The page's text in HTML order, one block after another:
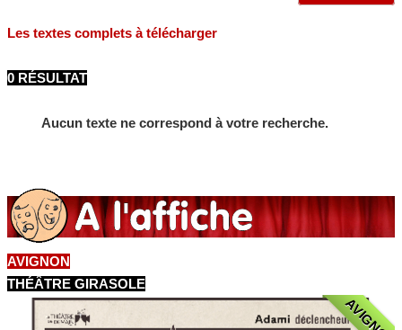
Les textes complets à télécharger
0 RÉSULTAT
Aucun texte ne correspond à votre recherche.
AVIGNON
THÉÂTRE GIRASOLE